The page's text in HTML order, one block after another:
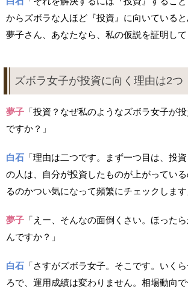
からズボラな人ほど『投資』に向いていると
夢子さん、あなたなら、私の仮説を証明して
ズボラ女子が投資に向く理由は2つ
夢子 「投資？なぜ私のようなズボラ女子が
ですか？」
白石 「理由は二つです。まず一つ目は、投
の人は、自分が投資したものが上がってい
るのかつい気になって頻繁にチェックします
夢子 「えー、そんなの面倒くさい。ほった
んですか？」
白石 「さすがズボラ女子。そこです。いく
ろで、運用成績は変わりません。相場動向